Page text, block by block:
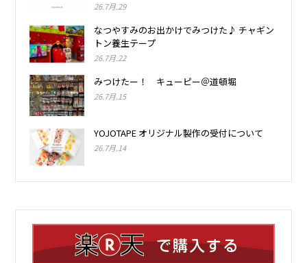
26.7月.29
なつやすみのお出かけでみつけた♪ チャギン
トン養生テープ
26.7月.22
みつけたー！ キューピー＠道頓堀
26.7月.15
YOJOTAPE オリジナル製作の受付について
26.7月.14